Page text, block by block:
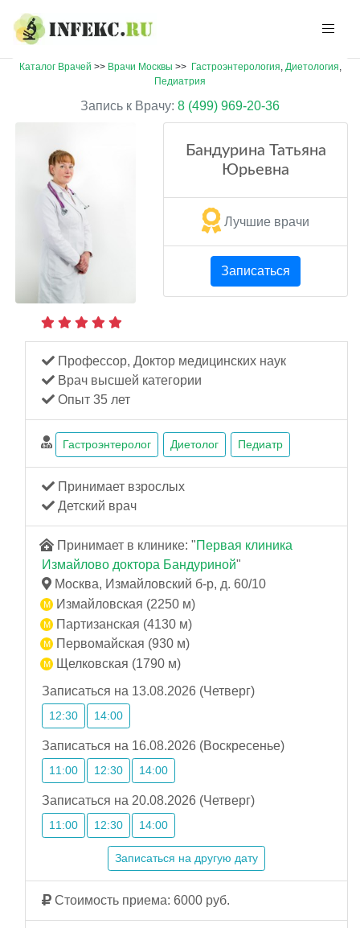
Каталог Врачей >> Врачи Москвы >> Гастроэнтерология, Диетология,
Педиатрия
Запись к Врачу: 8 (499) 969-20-36
Бандурина Татьяна
Юрьевна
Лучшие врачи
Записаться
Профессор, Доктор медицинских наук
Врач высшей категории
Опыт 35 лет
Гастроэнтеролог Диетолог Педиатр
Принимает взрослых
Детский врач
Принимает в клинике: "Первая клиника
Измайлово доктора Бандуриной"
Москва, Измайловский б-р, д. 60/10
Измайловская (2250 м)
Партизанская (4130 м)
Первомайская (930 м)
Щелковская (1790 м)
Записаться на 13.08.2026 (Четверг)
12:30 14:00
Записаться на 16.08.2026 (Воскресенье)
11:00 12:30 14:00
Записаться на 20.08.2026 (Четверг)
11:00 12:30 14:00
Записаться на другую дату
Стоимость приема: 6000 руб.